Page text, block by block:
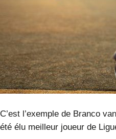
C’est l’exemple de Branco
été élu meilleur joueur de